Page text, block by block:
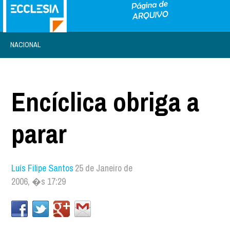
NACIONAL
Encíclica obriga a
parar
Luís Filipe Santos 25 de Janeiro de
2006, �s 17:29